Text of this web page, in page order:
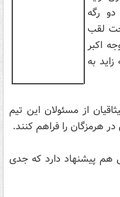
رگه
لقب
اکبر
به
از مسئولان این تیم
هرمزگان را فراهم کنند.
هم پیشنهاد دارد که جدی